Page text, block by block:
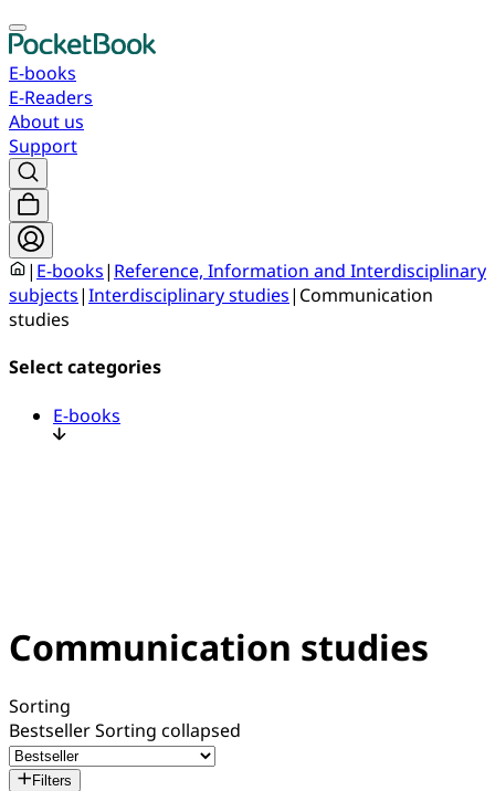
E-books
E-Readers
About us
Support
| E-books| Reference, Information and Interdisciplinary
subjects|Interdisciplinary studies| Communication
studies
Select categories
E-books
Communication studies
Sorting
BestsellerSorting collapsed
Filters